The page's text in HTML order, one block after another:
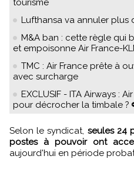
tourisme
Lufthansa va annuler plus
M&A ban : cette règle qui
et empoisonne Air France-
TMC : Air France prête à
avec surcharge
EXCLUSIF - ITA Airways :
pour décrocher la timbale ?
Selon le syndicat, seules 24
postes à pouvoir ont
aujourd'hui en période